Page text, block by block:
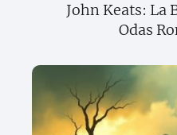
John Keats: La
Odas